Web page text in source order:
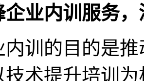
内训服务，
的目的是推
技术提升培训